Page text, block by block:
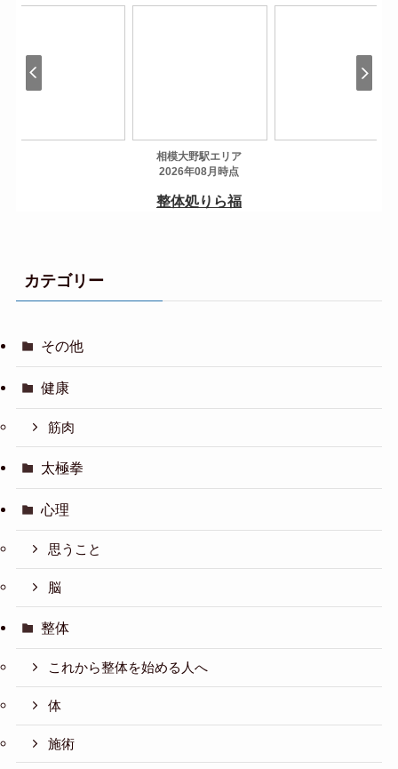
カテゴリー
その他
健康
筋肉
太極拳
心理
思うこと
脳
整体
これから整体を始める人へ
体
施術